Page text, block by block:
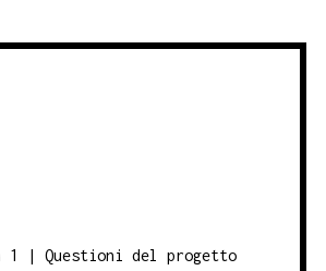
1 | Questioni del progetto